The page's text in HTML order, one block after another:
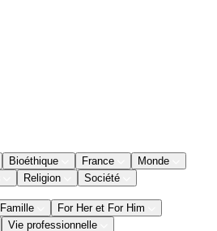
Bioéthique France
Monde
Religion Société
Famille
For Her et For Him
Vie professionnelle